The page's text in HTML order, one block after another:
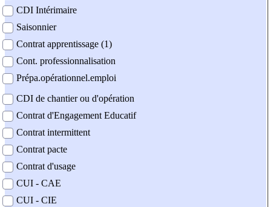
CDI Intérimaire
Saisonnier
Contrat apprentissage (1)
Cont. professionnalisation
Prépa.opérationnel.emploi
CDI de chantier ou d'opération
Contrat d'Engagement Educatif
Contrat intermittent
Contrat pacte
Contrat d'usage
CUI - CAE
CUI - CIE